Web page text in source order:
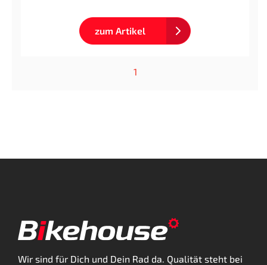
zum Artikel
1
Wir sind für Dich und Dein Rad da. Qualität steht bei